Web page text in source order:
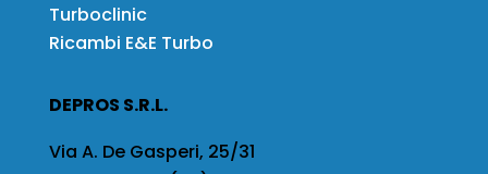
Turboclinic
Ricambi E&E Turbo
DEPROS S.R.L.
Via A. De Gasperi, 25/31